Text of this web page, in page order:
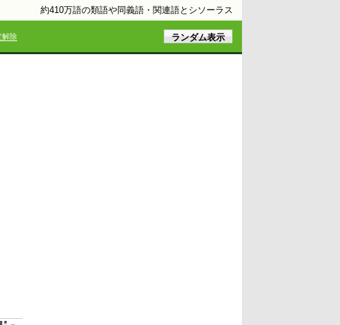
約410万語の類語や同義語・関連語とシソーラス
解除